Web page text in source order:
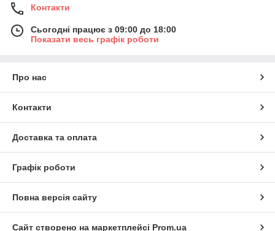
Контакти
Сьогодні працює з 09:00 до 18:00
Показати весь графік роботи
Про нас
Контакти
Доставка та оплата
Графік роботи
Повна версія сайту
Сайт створено на маркетплейсі Prom.ua